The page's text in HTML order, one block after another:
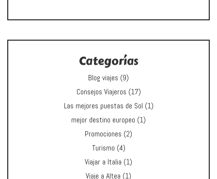
Categorías
Blog viajes (9)
Consejos Viajeros (17)
Las mejores puestas de Sol (1)
mejor destino europeo (1)
Promociones (2)
Turismo (4)
Viajar a Italia (1)
Viaje a Altea (1)